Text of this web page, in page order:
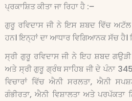
ਪ੍ਰਕਾਸ਼ਿਤ ਕੀਤਾ ਜਾ ਰਿਹਾ ਹੈ :–
ਗੁਰੂ ਰਵਿਦਾਸ ਜੀ ਨੇ ਇਸ ਸ਼ਬਦ ਵਿੱਚ
ਹਨ। ਇਨ੍ਹਾਂ ਦਾ ਆਧਾਰ ਵਿਗਿਆਨਕ ਸੱਚ ਹੈ।
ਸ੍ਰੀ ਗੁਰੂ ਰਵਿਦਾਸ ਜੀ ਨੇ ਇਹ ਸ਼ਬਦ
ਅਤੇ ਸ੍ਰੀ ਗੁਰੂ ਗ੍ਰੰਥ ਸਾਹਿਬ ਜੀ ਦੇ ਪੰਨਾ
ਵਿਚਾਰਾਂ ਵਿੱਚ ਐਨੀ ਸਰਲਤਾ, ਐਨੀ
ਗੰਭੀਰਤਾ, ਐਨੀ ਵਿਸ਼ਾਲਤਾ ਅਤੇ